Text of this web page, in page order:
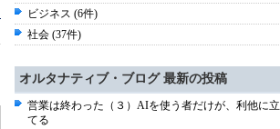
ビジネス (6件)
社会 (37件)
オルタナティブ・ブログ 最新の投稿
営業は終わった（３）AIを使う者だけが、利他に立
てる